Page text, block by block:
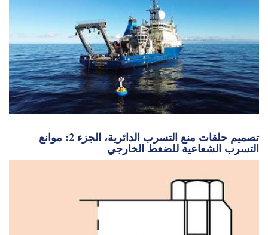
تصميم حلقات منع التسرب الدائرية، الجزء 2: موانع
التسرب الشعاعية للضغط الخارجي